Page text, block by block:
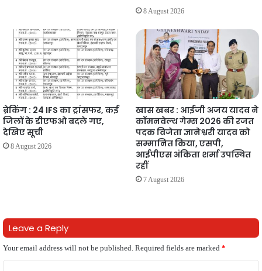
8 August 2026
ब्रेकिंग : 24 IFS का ट्रांसफर, कई
जिलों के डीएफओ बदले गए,
देखिए सूची
8 August 2026
खास खबर : आईजी अजय यादव ने
कॉमनवेल्थ गेम्स 2026 की रजत
पदक विजेता ज्ञानेश्वरी यादव को
सम्मानित किया, एसपी,
आईपीएस अंकिता शर्मा उपस्थित
रहीं
7 August 2026
Leave a Reply
Your email address will not be published. Required fields are marked *